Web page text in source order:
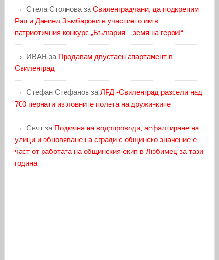
Стела Стояноваза Свиленградчани, да подкрепим
Рая и Даниел Зъмбарови в участието им в
патриотичния конкурс „България – земя на герои!“
ИВАН за Продавам двустаен апартамент в
Свиленград
Стефан Стефановза ЛРД -Свиленград разсели над
700 пернати из ловните полета на дружинките
Святза Подмяна на водопроводи, асфалтиране на
улици и обновяване на сгради с общинско значение е
част от работата на общинския екип в Любимец за тази
година